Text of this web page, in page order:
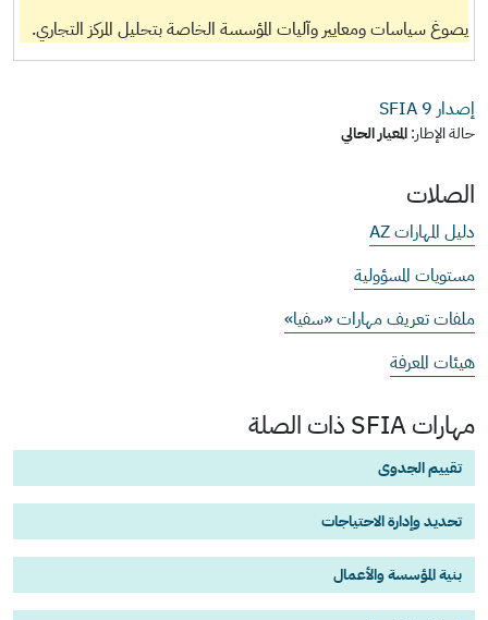
يصوغ سياسات ومعايير وآليات المؤسسة الخاصة بتحليل المركز التجاري.
إصدار SFIA 9
حالة الإطار:المعيار الحالي
الصلات
دليل المهارات AZ
مستويات المسؤولية
ملفات تعريف مهارات «سفيا»
هيئات المعرفة
مهارات SFIA ذات الصلة
تقييم الجدوى
تحديد وإدارة الاحتياجات
بنية المؤسسة والأعمال